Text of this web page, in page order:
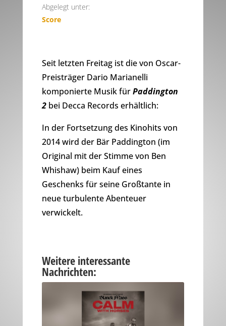
Abgelegt unter:
Score
Seit letzten Freitag ist die von Oscar-
Preisträger Dario Marianelli
komponierte Musik fürPaddington
2bei Decca Records erhältlich:
In der Fortsetzung des Kinohits von
2014 wird der Bär Paddington (im
Original mit der Stimme von Ben
Whishaw) beim Kauf eines
Geschenks für seine Großtante in
neue turbulente Abenteuer
verwickelt.
Weitere interessante
Nachrichten: